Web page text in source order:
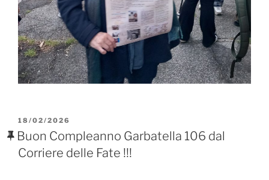
PUBBLICATO
IL
18/02/2026
Buon Compleanno Garbatella 106 dal
Corriere delle Fate !!!